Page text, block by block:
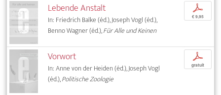
Lebende Anstalt
In: Friedrich Balke (éd.), Joseph Vogl (éd.),
Benno Wagner (éd.),Für Alle und Keinen
p
€ 9,95
Vorwort
In: Anne von der Heiden (éd.), Joseph Vogl
(éd.),Politische Zoologie
p
gratuit